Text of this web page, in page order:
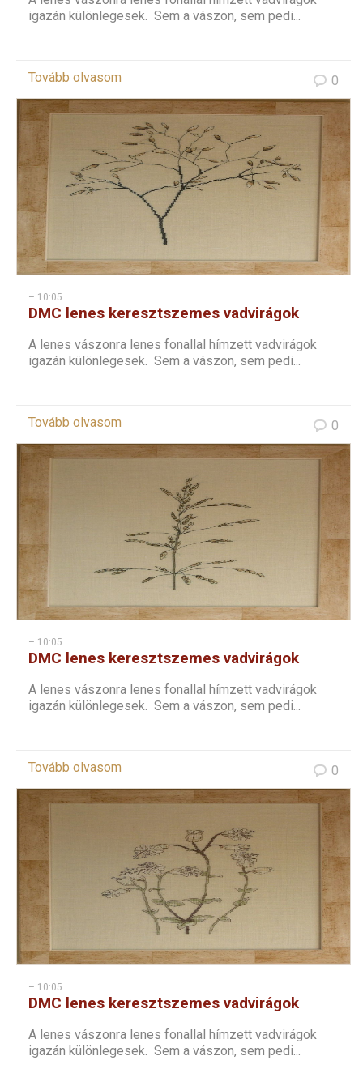
igazán különlegesek. Sem a vászon, sem pedi...
Tovább olvasom 0
– 10:05
DMC lenes keresztszemes vadvirágok
A lenes vászonra lenes fonallal hímzett vadvirágok
igazán különlegesek. Sem a vászon, sem pedi...
Tovább olvasom 0
– 10:05
DMC lenes keresztszemes vadvirágok
A lenes vászonra lenes fonallal hímzett vadvirágok
igazán különlegesek. Sem a vászon, sem pedi...
Tovább olvasom 0
– 10:05
DMC lenes keresztszemes vadvirágok
A lenes vászonra lenes fonallal hímzett vadvirágok
igazán különlegesek. Sem a vászon, sem pedi...